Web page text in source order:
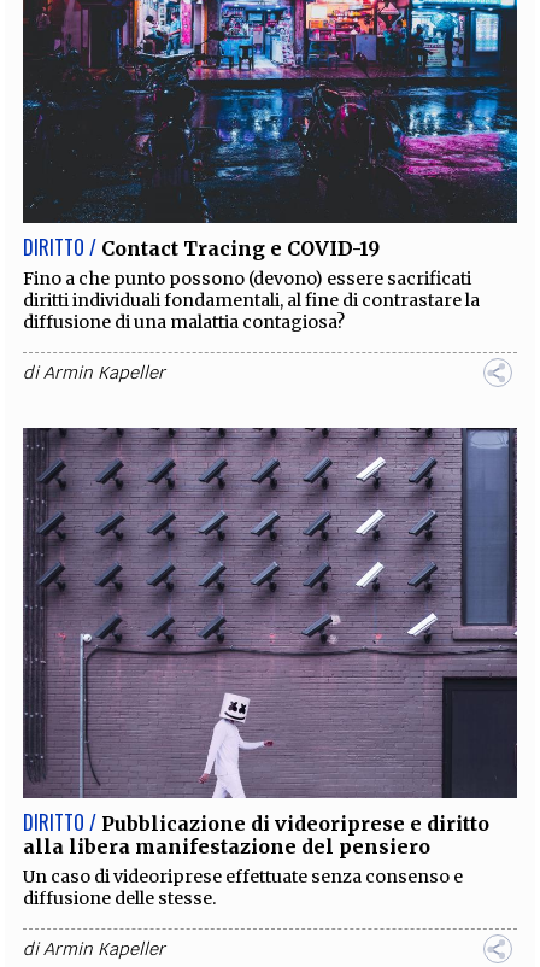
DIRITTO / Contact Tracing e COVID-19
Fino a che punto possono (devono) essere sacrificati
diritti individuali fondamentali, al fine di contrastare la
diffusione di una malattia contagiosa?
diArmin Kapeller
DIRITTO / Pubblicazione di videoriprese e diritto
alla libera manifestazione del pensiero
Un caso di videoriprese effettuate senza consenso e
diffusione delle stesse.
diArmin Kapeller